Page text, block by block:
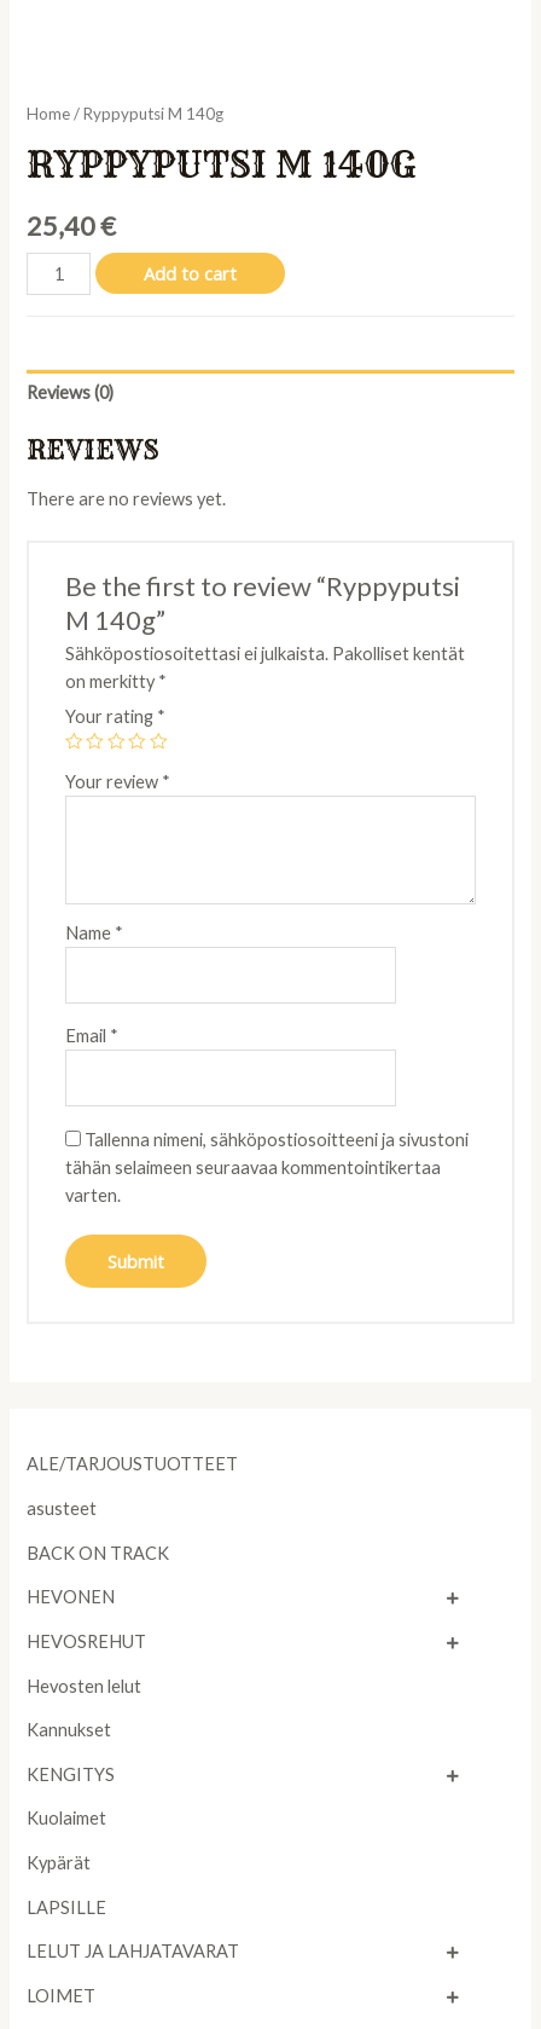
ALE/TARJOUSTUOTTEET
asusteet
BACK ON TRACK
HEVONEN
HEVOSREHUT
Hevosten lelut
Kannukset
KENGITYS
Kuolaimet
Kypärät
LAPSILLE
LELUT JA LAHJATAVARAT
LOIMET
Home/ Ryppyputsi M 140g
RYPPYPUTSI M 140G
25,40€
Ryppyputsi
M
Add to cart
Reviews (0)
REVIEWS
There are no reviews yet.
Be the first to review “Ryppyputsi
M 140g”
Sähköpostiosoitettasi ei julkaista. Pakolliset kentät
on merkitty*
Your rating *
Your review *
Name *
Email *
Tallenna nimeni, sähköpostiosoitteeni ja sivustoni
tähän selaimeen seuraavaa kommentointikertaa
varten.